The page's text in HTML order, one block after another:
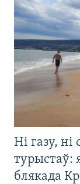
Ні газу, ні
турыстаў:
блякада